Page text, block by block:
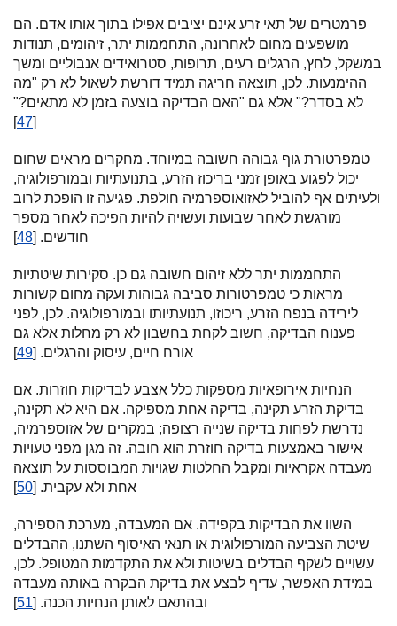
פרמטרים של תאי זרע אינם יציבים אפילו בתוך אותו אדם. הם
מושפעים מחום לאחרונה, התחממות יתר, זיהומים, תנודות
במשקל, לחץ, הרגלים רעים, תרופות, סטרואידים אנבוליים ומשך
ההימנעות. לכן, תוצאה חריגה תמיד דורשת לשאול לא רק "מה
לא בסדר?" אלא גם "האם הבדיקה בוצעה בזמן לא מתאים?"
[
47
]
טמפרטורת גוף גבוהה חשובה במיוחד. מחקרים מראים שחום
יכול לפגוע באופן זמני בריכוז הזרע, בתנועתיות ובמורפולוגיה,
ולעיתים אף להוביל לאזואוספרמיה חולפת. פגיעה זו הופכת לרוב
מורגשת לאחר שבועות ועשויה להיות הפיכה לאחר מספר
חודשים. [48
]
התחממות יתר ללא זיהום חשובה גם כן. סקירות שיטתיות
מראות כי טמפרטורות סביבה גבוהות ועקה מחום קשורות
לירידה בנפח הזרע, ריכוזו, תנועתיותו ובמורפולוגיה. לכן, לפני
פענוח הבדיקה, חשוב לקחת בחשבון לא רק מחלות אלא גם
אורח חיים, עיסוק והרגלים. [49
]
הנחיות אירופאיות מספקות כלל אצבע לבדיקות חוזרות. אם
בדיקת הזרע תקינה, בדיקה אחת מספיקה. אם היא לא תקינה,
נדרשת לפחות בדיקה שנייה רצופה; במקרים של אזוספרמיה,
אישור באמצעות בדיקה חוזרת הוא חובה. זה מגן מפני טעויות
מעבדה אקראיות ומקבל החלטות שגויות המבוססות על תוצאה
אחת ולא עקבית. [50
]
השוו את הבדיקות בקפידה. אם המעבדה, מערכת הספירה,
שיטת הצביעה המורפולוגית או תנאי האיסוף השתנו, ההבדלים
עשויים לשקף הבדלים בשיטות ולא את התקדמות המטופל. לכן,
במידת האפשר, עדיף לבצע את בדיקת הבקרה באותה מעבדה
ובהתאם לאותן הנחיות הכנה. [51
]